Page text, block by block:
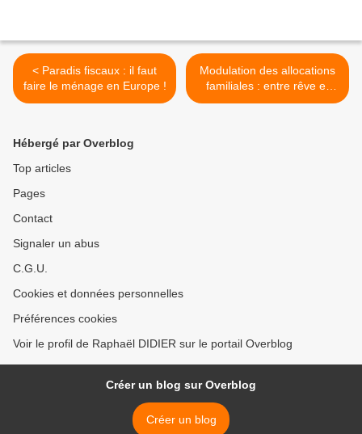
< Paradis fiscaux : il faut
faire le ménage en Europe !
Modulation des allocations
familiales : entre rêve et
réalité ! >
Hébergé par Overblog
Top articles
Pages
Contact
Signaler un abus
C.G.U.
Cookies et données personnelles
Préférences cookies
Voir le profil de Raphaël DIDIER sur le portail Overblog
Créer un blog sur Overblog
Créer un blog